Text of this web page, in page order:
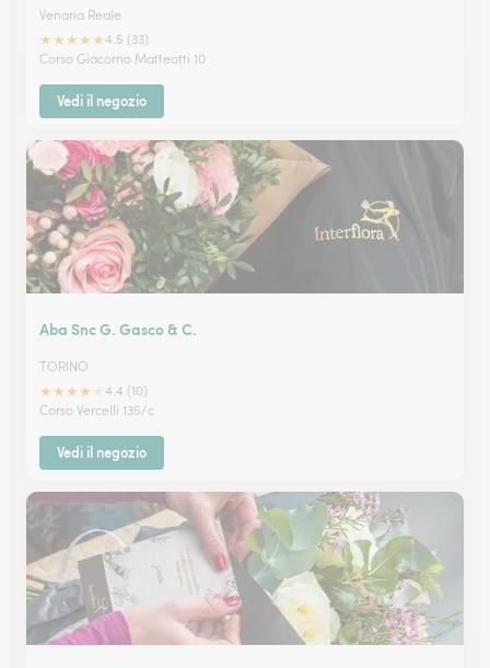
Venaria Reale
★★★★★4.5 (33)
Corso Giacomo Matteotti 10
Vedi il negozio
Aba Snc G. Gasco & C.
TORINO
★★★★
4.4 (10)
Corso Vercelli 135/c
Vedi il negozio